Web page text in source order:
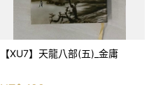
【XU7】天龍八部(五)_金庸